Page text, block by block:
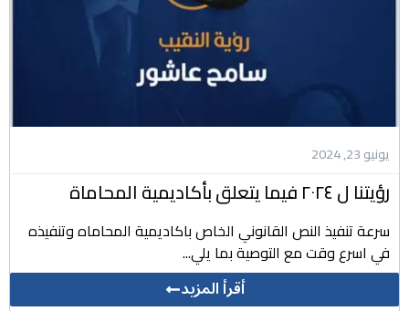
يونيو 23, 2024
رؤيتنا ل ٢٠٢٤ فيما يتعلق بأكاديمية المحاماة
سرعة تنفيذ النص القانوني الخاص باكاديمية المحاماه وتنفيذه
في اسرع وقت مع التوصية بما يلي...
أقرأ المزيد